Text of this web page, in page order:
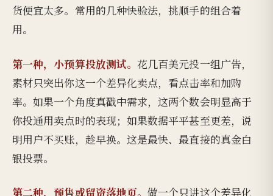
货便宜太多。常用的几种快验法，挑顺手的组合着
用。
第一种，小预算投放测试。花几百美元投一组广告，
素材只突出你这一个差异化卖点，看点击率和加购
率。如果一个角度真戳中需求，这两个数会明显高于
你投通用卖点时的表现；如果数据平平甚至更差，说
明用户不买账，趁早换。这是最快、最直接的真金白
银投票。
第二种，预售或留资落地页。做一个只讲这个差异化